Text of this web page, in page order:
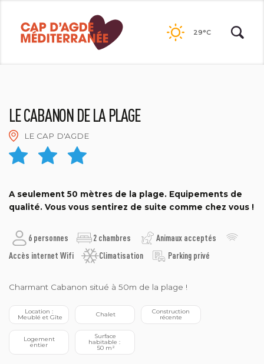
contenu
29°C
LE CABANON DE LA PLAGE
LE CAP D'AGDE
©ALLEMAND
A seulement 50 mètres de la plage. Equipements de
qualité. Vous vous sentirez de suite comme chez vous !
6 personnes 2 chambres
Animaux acceptés
Accès internet Wifi
Climatisation Parking privé
Charmant Cabanon situé à 50m de la plage !
Location :
Meublé et Gîte Chalet récente
entier habitable :
50 m²